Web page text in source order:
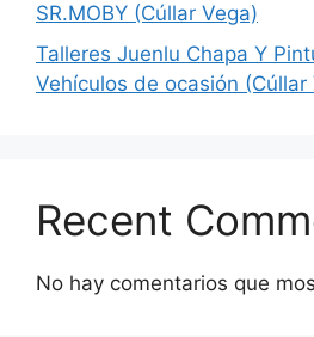
SR.MOBY (Cúllar Vega)
Talleres Juenlu Chapa Y
Vehículos de ocasión (Cúllar
Recent
No hay comentarios que